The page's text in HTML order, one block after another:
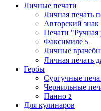
Личные печати
Личная печать
Авторский знак
Печати "Ручная
Факсимиле 5
Личные
Личная печать
Гербы
Сургучные
Чернильные
Панно 2
Для кулинаров